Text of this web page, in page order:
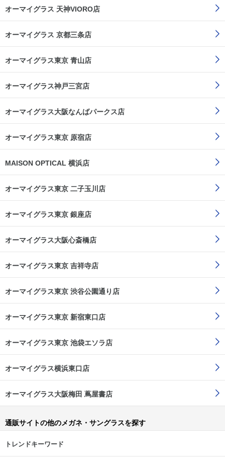
オーマイグラス 天神VIORO店
オーマイグラス 京都三条店
オーマイグラス東京 青山店
オーマイグラス神戸三宮店
オーマイグラス大阪なんばパークス店
オーマイグラス東京 原宿店
MAISON OPTICAL 横浜店
オーマイグラス東京 二子玉川店
オーマイグラス東京 銀座店
オーマイグラス大阪心斎橋店
オーマイグラス東京 吉祥寺店
オーマイグラス東京 渋谷公園通り店
オーマイグラス東京 新宿東口店
オーマイグラス東京 池袋エソラ店
オーマイグラス横浜東口店
オーマイグラス大阪梅田 蔦屋書店
通販サイトの他のメガネ・サングラスを探す
トレンドキーワード